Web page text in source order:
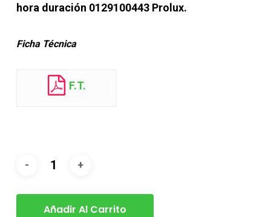
hora duración 0129100443 Prolux.
Ficha Técnica
F.T.
Añadir Al Carrito